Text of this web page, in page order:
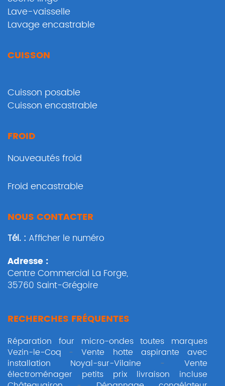
Lave-vaisselle
Lavage encastrable
CUISSON
Cuisson posable
Cuisson encastrable
FROID
Nouveautés froid
Froid encastrable
NOUS CONTACTER
Tél. : Afficher le numéro
Adresse :
Centre Commercial La Forge,
35760 Saint-Grégoire
RECHERCHES FRÉQUENTES
Réparation four micro-ondes toutes marques
Vezin-le-Coq
Vente hotte aspirante avec
installation Noyal-sur-Vilaine
Vente
électroménager petits prix livraison incluse